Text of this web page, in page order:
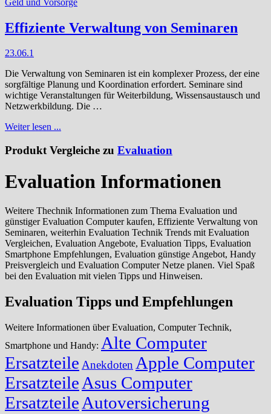
Effiziente Verwaltung von Seminaren
23.06.1
Die Verwaltung von Seminaren ist ein komplexer Prozess, der eine
sorgfältige Planung und Koordination erfordert. Seminare sind
wichtige Veranstaltungen für Weiterbildung, Wissensaustausch und
Netzwerkbildung. Die …
Weiter lesen ...
Produkt Vergleiche zu Evaluation
Evaluation Informationen
Weitere Thechnik Informationen zum Thema Evaluation und
günstiger Evaluation Computer kaufen, Effiziente Verwaltung von
Seminaren, weiterhin Evaluation Technik Trends mit Evaluation
Vergleichen, Evaluation Angebote, Evaluation Tipps, Evaluation
Smartphone Empfehlungen, Evaluation günstige Angebot, Handy
Preisvergleich und Evaluation Computer Netze planen. Viel Spaß
bei den Evaluation mit vielen Tipps und Hinweisen.
Evaluation Tipps und Empfehlungen
Weitere Informationen über Evaluation, Computer Technik,
Smartphone und Handy: Alte Computer
Ersatzteile Anekdoten Apple Computer
Ersatzteile Asus Computer
Ersatzteile Autoversicherung